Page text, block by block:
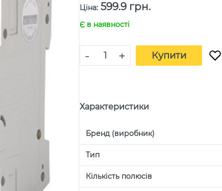
Ціна: 599.9 грн.
Є в наявності
- + Купити
Характеристики
Бренд (виробник)
Тип
Кількість полюсів